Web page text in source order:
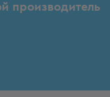
производитель